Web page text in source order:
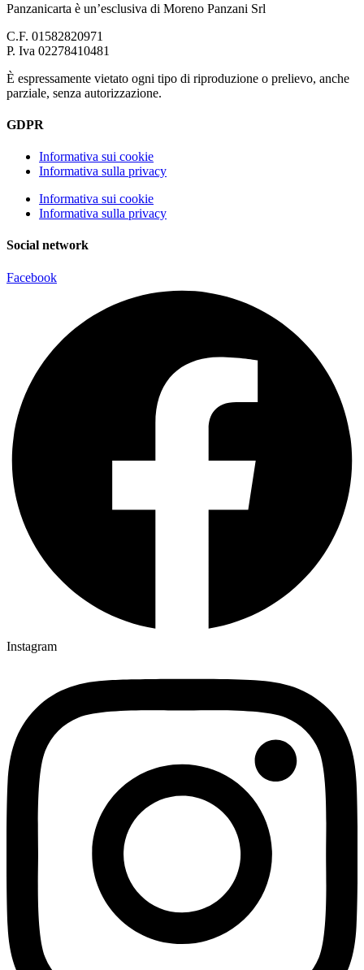
Panzanicarta è un’esclusiva di Moreno Panzani Srl
C.F. 01582820971
P. Iva 02278410481
È espressamente vietato ogni tipo di riproduzione o prelievo, anche
parziale, senza autorizzazione.
GDPR
Informativa sui cookie
Informativa sulla privacy
Informativa sui cookie
Informativa sulla privacy
Social network
Facebook
Instagram